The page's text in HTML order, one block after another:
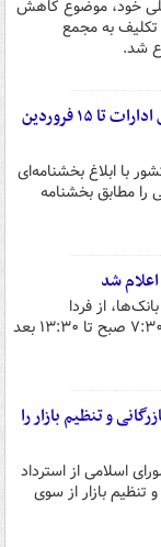
خود، موضوع کاهش
تکلیف به مجمع
شد.
تمدید وضعیت ساعت کاری ادارات تا ۱۵ فروردین
با ابلاغ بخشنامه‌ای
را مطابق بخشنامه
شد
از فردا
چهارشنبه اول اسفند ماه از ۷:۳۰ صبح تا ۱۳:۳۰ بعد
و تنظیم بازار را
اسلامی از استرداد
تنظیم بازار از سوی